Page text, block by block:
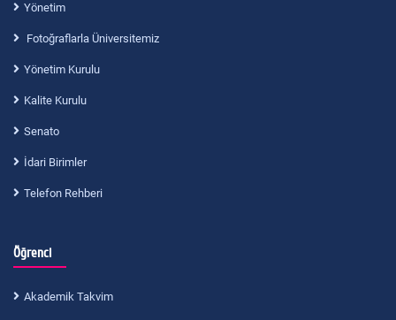
Yönetim
Fotoğraflarla Üniversitemiz
Yönetim Kurulu
Kalite Kurulu
Senato
İdari Birimler
Telefon Rehberi
Öğrenci
Akademik Takvim